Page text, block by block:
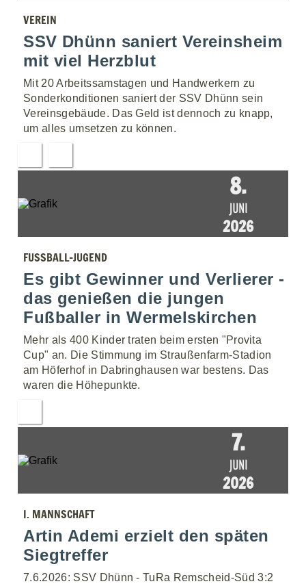
VEREIN
SSV Dhünn saniert Vereinsheim
mit viel Herzblut
Mit 20 Arbeitssamstagen und Handwerkern zu
Sonderkonditionen saniert der SSV Dhünn sein
Vereinsgebäude. Das Geld ist dennoch zu knapp,
um alles umsetzen zu können.
8.
JUNI
2026
FUSSBALL-JUGEND
Es gibt Gewinner und Verlierer -
das genießen die jungen
Fußballer in Wermelskirchen
Mehr als 400 Kinder traten beim ersten "Provita
Cup" an. Die Stimmung im Straußenfarm-Stadion
am Höferhof in Dabringhausen war bestens. Das
waren die Höhepunkte.
7.
JUNI
2026
I. MANNSCHAFT
Artin Ademi erzielt den späten
Siegtreffer
7.6.2026: SSV Dhünn - TuRa Remscheid-Süd 3:2